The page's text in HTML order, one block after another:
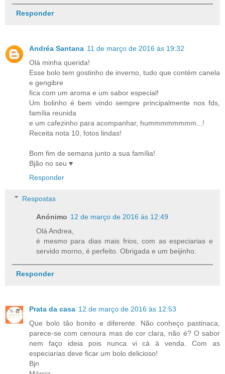
Responder
Andréa Santana 11 de março de 2016 às 19:32
Olá minha querida!
Esse bolo tem gostinho de inverno, tudo que contém canela
e gengibre
fica com um aroma e um sabor especial!
Um bolinho é bem vindo sempre principalmente nos fds,
família reunida
e um cafezinho para acompanhar, hummmmmmmm...!
Receita nota 10, fotos lindas!
Bom fim de semana junto a sua família!
Bjão no seu ♥
Responder
Respostas
Anónimo 12 de março de 2016 às 12:49
Olá Andrea,
é mesmo para dias mais frios, com as especiarias e
servido morno, é perfeito. Obrigada e um beijinho.
Responder
Prata da casa 12 de março de 2016 às 12:53
Que bolo tão bonito e diferente. Não conheço pastinaca,
parece-se com cenoura mas de cor clara, não é? O sabor
nem faço ideia pois nunca vi cá à venda. Com as
especiarias deve ficar um bolo delicioso!
Bjn